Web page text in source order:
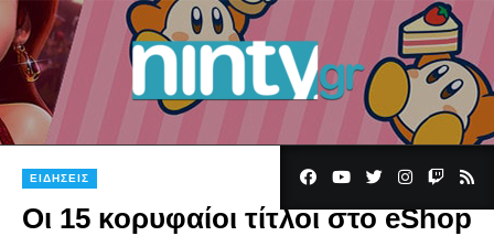
ΕΙΔΉΣΕΙΣ
Οι 15 κορυφαίοι τίτλοι στο eShop